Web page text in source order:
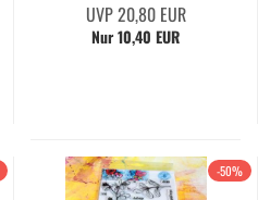
UVP 20,80 EUR
Nur 10,40 EUR
-50%